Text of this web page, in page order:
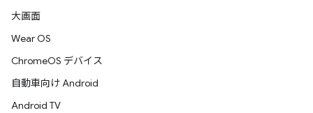
大画面
Wear OS
ChromeOS デバイス
自動車向け Android
Android TV